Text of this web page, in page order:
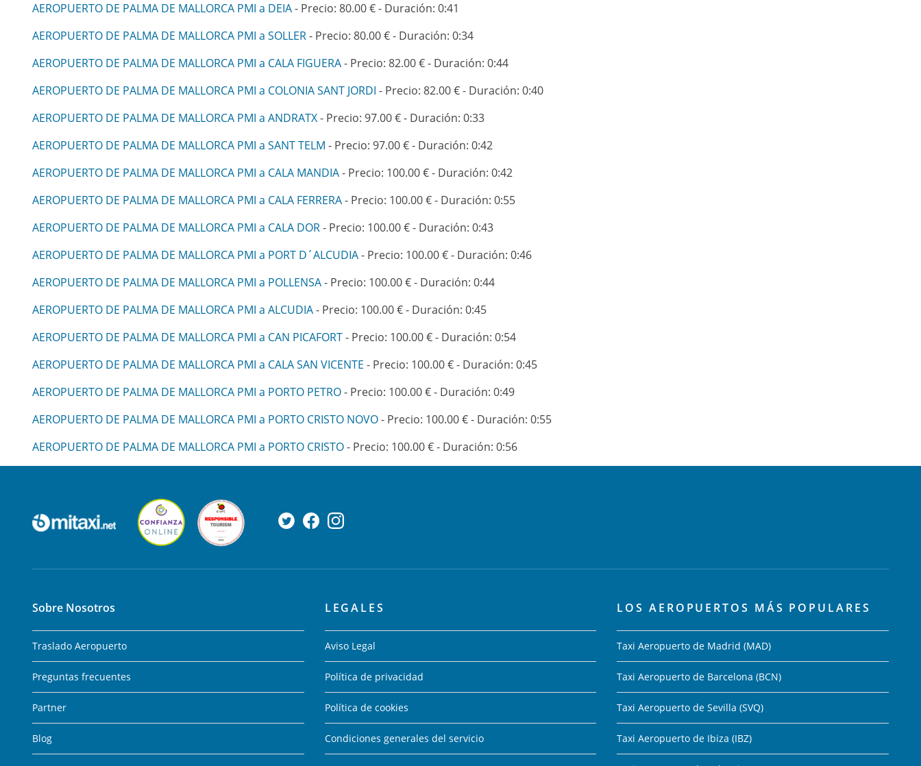
AEROPUERTO DE PALMA DE MALLORCA PMI a DEIA- Precio: 80.00 € - Duración: 0:41
AEROPUERTO DE PALMA DE MALLORCA PMI a SOLLER- Precio: 80.00 € - Duración: 0:34
AEROPUERTO DE PALMA DE MALLORCA PMI a CALA FIGUERA- Precio: 82.00 € - Duración: 0:44
AEROPUERTO DE PALMA DE MALLORCA PMI a COLONIA SANT JORDI - Precio: 82.00 € - Duración: 0:40
AEROPUERTO DE PALMA DE MALLORCA PMI a ANDRATX- Precio: 97.00 € - Duración: 0:33
AEROPUERTO DE PALMA DE MALLORCA PMI a SANT TELM - Precio: 97.00 € - Duración: 0:42
AEROPUERTO DE PALMA DE MALLORCA PMI a CALA MANDIA- Precio: 100.00 € - Duración: 0:42
AEROPUERTO DE PALMA DE MALLORCA PMI a CALA FERRERA- Precio: 100.00 € - Duración: 0:55
AEROPUERTO DE PALMA DE MALLORCA PMI a CALA DOR- Precio: 100.00 € - Duración: 0:43
AEROPUERTO DE PALMA DE MALLORCA PMI a PORT D´ALCUDIA- Precio: 100.00 € - Duración: 0:46
AEROPUERTO DE PALMA DE MALLORCA PMI a POLLENSA- Precio: 100.00 € - Duración: 0:44
AEROPUERTO DE PALMA DE MALLORCA PMI a ALCUDIA- Precio: 100.00 € - Duración: 0:45
AEROPUERTO DE PALMA DE MALLORCA PMI a CAN PICAFORT- Precio: 100.00 € - Duración: 0:54
AEROPUERTO DE PALMA DE MALLORCA PMI a CALA SAN VICENTE - Precio: 100.00 € - Duración: 0:45
AEROPUERTO DE PALMA DE MALLORCA PMI a PORTO PETRO- Precio: 100.00 € - Duración: 0:49
AEROPUERTO DE PALMA DE MALLORCA PMI a PORTO CRISTO NOVO- Precio: 100.00 € - Duración: 0:55
AEROPUERTO DE PALMA DE MALLORCA PMI a PORTO CRISTO- Precio: 100.00 € - Duración: 0:56
Sobre Nosotros
Traslado Aeropuerto
Preguntas frecuentes
Partner
Blog
LEGALES
Aviso Legal
Política de privacidad
Política de cookies
Condiciones generales del servicio
LOS AEROPUERTOS MÁS POPULARES
Taxi Aeropuerto de Madrid (MAD)
Taxi Aeropuerto de Barcelona (BCN)
Taxi Aeropuerto de Sevilla (SVQ)
Taxi Aeropuerto de Ibiza (IBZ)